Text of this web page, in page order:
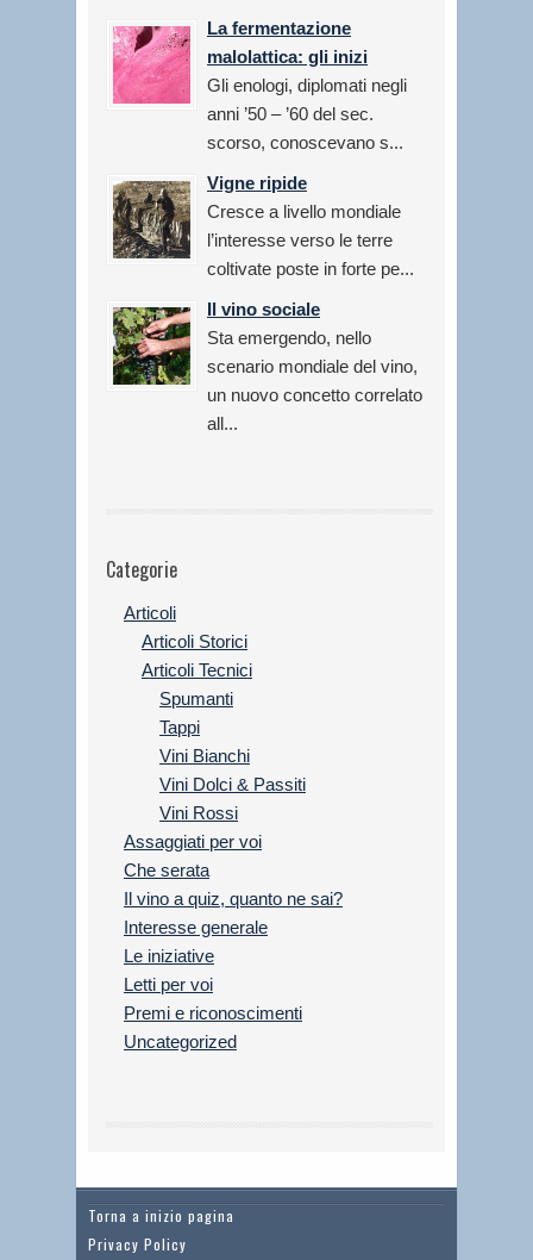
La fermentazione
malolattica: gli inizi
Gli enologi, diplomati negli
anni ’50 – ’60 del sec.
scorso, conoscevano s...
Vigne ripide
Cresce a livello mondiale
l’interesse verso le terre
coltivate poste in forte pe...
Il vino sociale
Sta emergendo, nello
scenario mondiale del vino,
un nuovo concetto correlato
all...
Categorie
Articoli
Articoli Storici
Articoli Tecnici
Spumanti
Tappi
Vini Bianchi
Vini Dolci & Passiti
Vini Rossi
Assaggiati per voi
Che serata
Il vino a quiz, quanto ne sai?
Interesse generale
Le iniziative
Letti per voi
Premi e riconoscimenti
Uncategorized
Torna a inizio pagina
Privacy Policy